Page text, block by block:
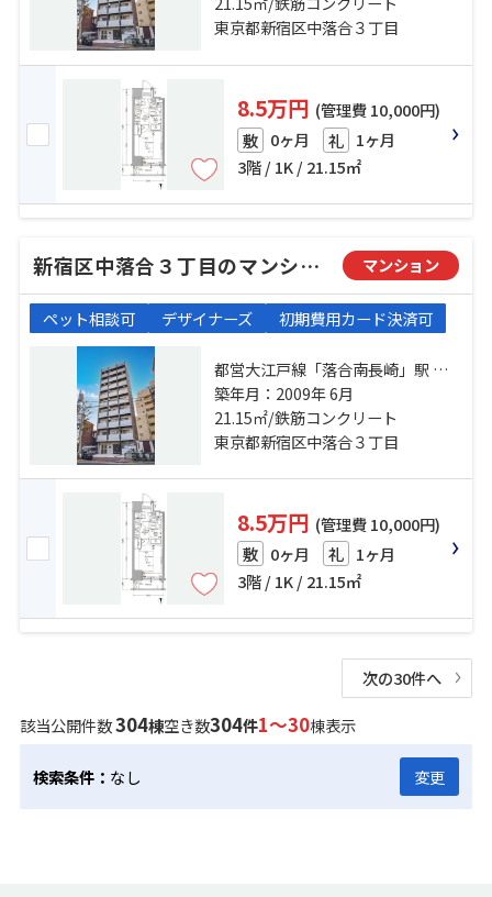
分
東京都新宿区中落合３丁目
8.5万円 (管理費 10,000円)
敷 0ヶ月 礼 1ヶ月
3階 / 1K / 21.15㎡
新宿区中落合３丁目のマンション マンション
ペット相談可 デザイナーズ 初期費用カード決済可
都営大江戸線「落合南長崎」駅 徒
歩6分 西武池袋線「椎名町」駅 徒歩
13分 西武新宿線「中井」駅 徒歩15
分
築年月：2009年 6月
21.15㎡/鉄筋コンクリート
東京都新宿区中落合３丁目
8.5万円 (管理費 10,000円)
敷 0ヶ月 礼 1ヶ月
3階 / 1K / 21.15㎡
次の30件へ
該当公開件数304棟空き数304件1～30棟表示
検索条件： なし 変更